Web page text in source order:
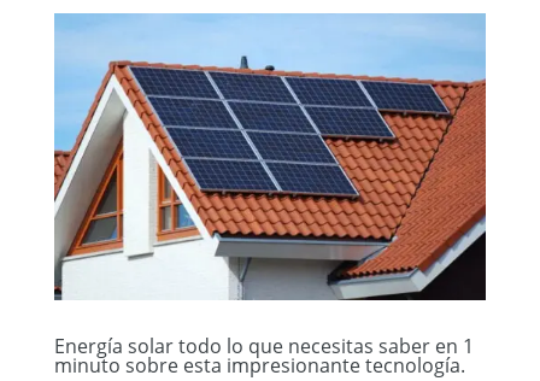
Energía solar todo lo que necesitas saber en 1
minuto sobre esta impresionante tecnología.